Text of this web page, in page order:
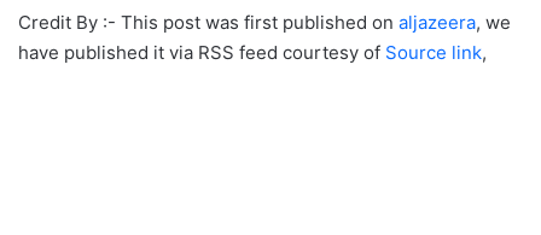
Credit By :- This post was first published on aljazeera, we
have published it via RSS feed courtesy of Source link,